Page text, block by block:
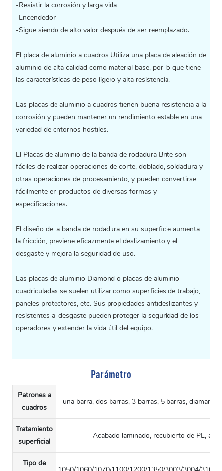
-Resistir la corrosión y larga vida
-Encendedor
-Sigue siendo de alto valor después de ser reemplazado.
El placa de aluminio a cuadros Utiliza una placa de aleación de
aluminio de alta calidad como material base, por lo que tiene
las características de peso ligero y alta resistencia.
Las placas de aluminio a cuadros tienen buena resistencia a la
corrosión y pueden mantener un rendimiento estable en una
variedad de entornos hostiles.
El Placas de aluminio de la banda de rodadura Briteson
fáciles de realizar operaciones de corte, doblado, soldadura y
otras operaciones de procesamiento, y pueden convertirse
fácilmente en productos de diversas formas y
especificaciones.
El diseño de la banda de rodadura en su superficie aumenta
la fricción, previene eficazmente el deslizamiento y el
desgaste y mejora la seguridad de uso.
Las placas de aluminio Diamond o placas de aluminio
cuadriculadas se suelen utilizar como superficies de trabajo,
paneles protectores, etc. Sus propiedades antideslizantes y
resistentes al desgaste pueden proteger la seguridad de los
operadores y extender la vida útil del equipo.
Parámetro
Patrones a
cuadros
una barra, dos barras, 3 barras, 5 barras, diamante,
Tratamiento
superficial
Acabado laminado, recubierto de PE,
Tipo de